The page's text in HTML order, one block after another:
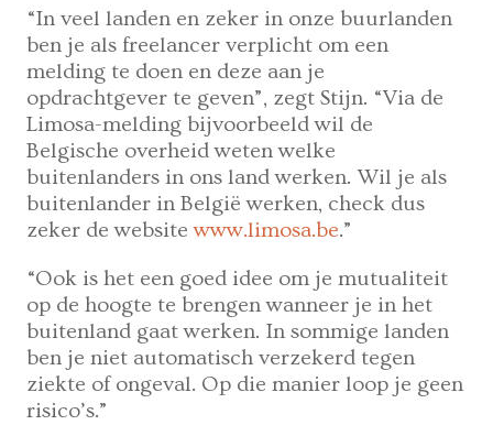
“In veel landen en zeker in onze buurlanden
ben je als freelancer verplicht om een
melding te doen en deze aan je
opdrachtgever te geven”, zegt Stijn. “Via de
Limosa-melding bijvoorbeeld wil de
Belgische overheid weten welke
buitenlanders in ons land werken. Wil je als
buitenlander in België werken, check dus
zeker de websitewww.limosa.be.”
“Ook is het een goed idee om je mutualiteit
op de hoogte te brengen wanneer je in het
buitenland gaat werken. In sommige landen
ben je niet automatisch verzekerd tegen
ziekte of ongeval. Op die manier loop je geen
risico’s.”